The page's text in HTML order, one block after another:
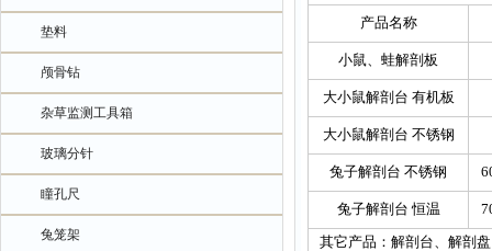
垫料
颅骨钻
杂草监测工具箱
玻璃分针
瞳孔尺
兔笼架
产品名称
小鼠、蛙解剖板
大小鼠解剖台 有机板
大小鼠解剖台 不锈钢
兔子解剖台 不锈钢
兔子解剖台 恒温
其它产品：解剖台、解剖